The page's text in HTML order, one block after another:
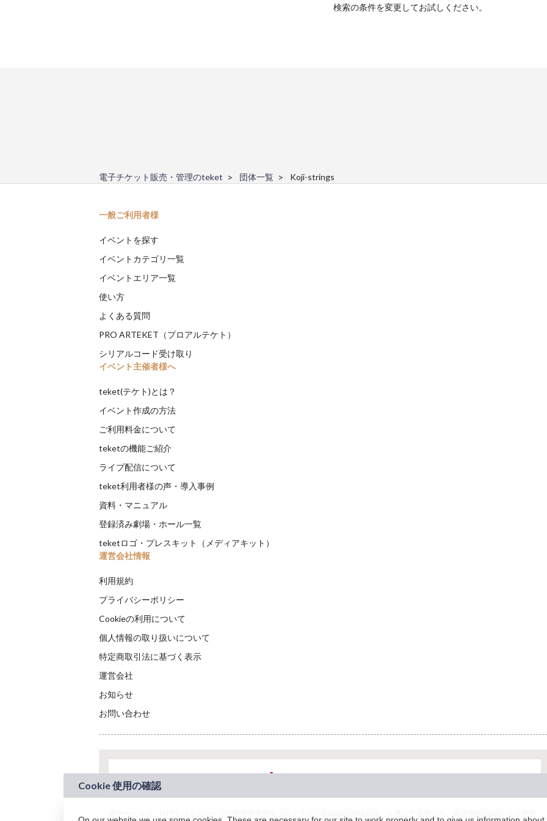
検索の条件を変更してお試しください。
電子チケット販売・管理のteket 団体一覧 Koji-strings
一般ご利用者様
イベントを探す
イベントカテゴリ一覧
イベントエリア一覧
使い方
よくある質問
PRO ARTEKET（プロアルテケト）
シリアルコード受け取り
イベント主催者様へ
teket(テケト)とは？
イベント作成の方法
ご利用料金について
teketの機能ご紹介
ライブ配信について
teket利用者様の声・導入事例
資料・マニュアル
登録済み劇場・ホール一覧
teketロゴ・プレスキット（メディアキット）
運営会社情報
利用規約
プライバシーポリシー
Cookieの利用について
個人情報の取り扱いについて
特定商取引法に基づく表示
運営会社
お知らせ
お問い合わせ